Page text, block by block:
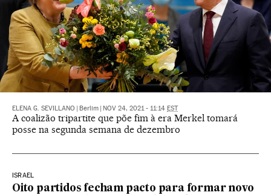
ELENA G. SEVILLANO Berlim NOV 24, 2021 - 11:14 EST
A coalizão tripartite que põe fim à era Merkel tomará
posse na segunda semana de dezembro
ISRAEL
Oito partidos fecham pacto para formar novo